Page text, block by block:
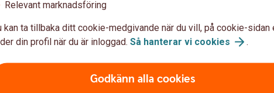
Relevant marknadsföring
kan ta tillbaka ditt cookie-medgivande när du vill, på cookie-sidan
din profil när du är inloggad. Så hanterar vi cookies .
Godkänn alla cookies